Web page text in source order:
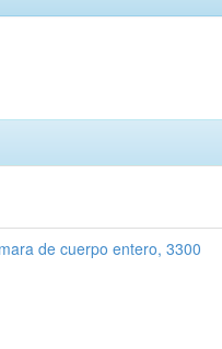
de cuerpo entero, 3300